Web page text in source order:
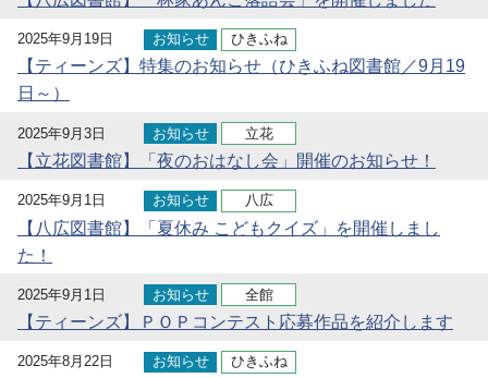
2025年9月19日 お知らせ ひきふね
【ティーンズ】特集のお知らせ（ひきふね図書館／9月19
日～）
2025年9月3日 お知らせ 立花
【立花図書館】「夜のおはなし会」開催のお知らせ！
2025年9月1日 お知らせ 八広
【八広図書館】「夏休み こどもクイズ」を開催しまし
た！
2025年9月1日 お知らせ 全館
【ティーンズ】ＰＯＰコンテスト応募作品を紹介します
2025年8月22日 お知らせ ひきふね